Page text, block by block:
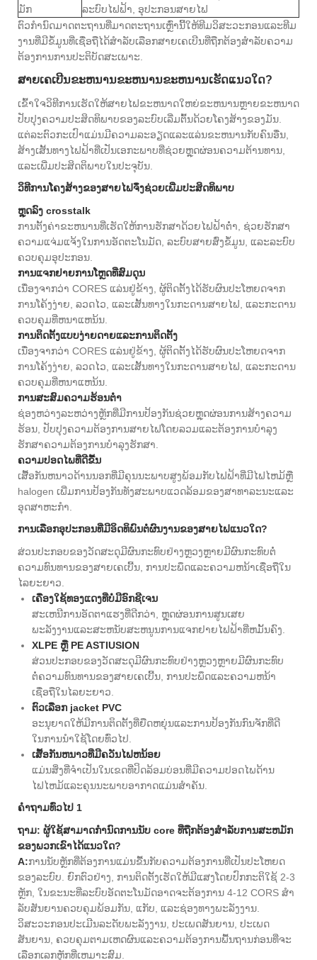
ມັກ
ລະບົບໄຟຟ້າ, ອຸປະກອນສາຍໄຟ
ຕົວກໍານົດມາດຕະຖານທີ່ມາດຕະຖານເຫຼົ່ານີ້ໃຫ້ທີມວິສະວະກອນແລະທີມ
ງານທີ່ມີຂໍ້ມູນທີ່ເຊື່ອຖືໄດ້ສໍາລັບເລືອກສາຍເຄເບີນທີ່ຖືກຕ້ອງສໍາລັບຄວາມ
ຕ້ອງການການປະຕິບັດສະເພາະ.
ສາຍເຄເບີນຂະຫນານຂະຫນານຂະຫນານເຮັດແນວໃດ?
ເຂົ້າໃຈວິທີການເຮັດໃຫ້ສາຍໄຟຂະຫນາດໃຫຍ່ຂະຫນານຫຼາຍຂະຫນາດ
ປັບປຸງຄວາມປະສິດທິພາບຂອງລະບົບເລີ່ມຕົ້ນດ້ວຍໂຄງສ້າງຂອງມັນ.
ແຕ່ລະຕົວກະເປົາແມ່ນມີຄວາມລະອຽດແລະແລ່ນຂະຫນານກັບຄົນອື່ນ,
ສ້າງເສັ້ນທາງໄຟຟ້າທີ່ເປັນເອກະພາບທີ່ຊ່ວຍຫຼຸດຜ່ອນຄວາມຕ້ານທານ,
ແລະເພີ່ມປະສິດຕິພາບໃນປະຈຸບັນ.
ວິທີການໂຄງສ້າງຂອງສາຍໄຟຈຶ່ງຊ່ວຍເພີ່ມປະສິດທິພາບ
ຫຼຸດລົງ crosstalk
ການຕັ້ງຄ່າຂະຫນານທີ່ເຮັດໃຫ້ການຮັກສາດ້ວຍໄຟຟ້າຕ່ໍາ, ຊ່ວຍຮັກສາ
ຄວາມແຈ່ມແຈ້ງໃນການອັດຕະໂນມັດ, ລະບົບສາຍສົ່ງຂໍ້ມູນ, ແລະລະບົບ
ຄວບຄຸມອຸປະກອນ.
ການແຈກຢາຍການໂຫຼດທີ່ສົມດຸນ
ເນື່ອງຈາກວ່າ CORES ແລ່ນຢູ່ຂ້າງ, ຜູ້ຕິດຕັ້ງໄດ້ຮັບຜົນປະໂຫຍດຈາກ
ການໂຄ້ງງ່າຍ, ລວດໄວ, ແລະເສັ້ນທາງໃນກະດານສາຍໄຟ, ແລະກະດານ
ຄວບຄຸມທີ່ຫນາແຫນ້ນ.
ການຕິດຕັ້ງແບບງ່າຍດາຍແລະການຕິດຕັ້ງ
ເນື່ອງຈາກວ່າ CORES ແລ່ນຢູ່ຂ້າງ, ຜູ້ຕິດຕັ້ງໄດ້ຮັບຜົນປະໂຫຍດຈາກ
ການໂຄ້ງງ່າຍ, ລວດໄວ, ແລະເສັ້ນທາງໃນກະດານສາຍໄຟ, ແລະກະດານ
ຄວບຄຸມທີ່ຫນາແຫນ້ນ.
ການສະສົມຄວາມຮ້ອນຕ່ໍາ
ຊ່ອງຫວ່າງລະຫວ່າງຫຼັກທີ່ມີການປ້ອງກັນຊ່ວຍຫຼຸດຜ່ອນການສ້າງຄວາມ
ຮ້ອນ, ປັບປຸງຄວາມຕ້ອງການສາຍໄຟໂດຍລວມແລະຕ້ອງການບໍາລຸງ
ຮັກສາຄວາມຕ້ອງການບໍາລຸງຮັກສາ.
ຄວາມປອດໄພທີ່ດີຂື້ນ
ເສື້ອກັນຫນາວດ້ານນອກທີ່ມີຄຸນນະພາບສູງພ້ອມກັບໄຟຟ້າທີ່ມີໄຟໄຫມ້ຫຼື
halogen ເພີ່ມການປ້ອງກັນທັງສະພາບແວດລ້ອມຂອງສາທາລະນະແລະ
ອຸດສາຫະກໍາ.
ການເລືອກອຸປະກອນທີ່ມີອິດທິພົນຕໍ່ຜົນງານຂອງສາຍໄຟແນວໃດ?
ສ່ວນປະກອບຂອງວັດສະດຸມີຜົນກະທົບຢ່າງຫຼວງຫຼາຍມີຜົນກະທົບຕໍ່
ຄວາມທົນທານຂອງສາຍເຄເບີ້ນ, ການປະພຶດແລະຄວາມຫນ້າເຊື່ອຖືໃນ
ໄລຍະຍາວ.
ເຄື່ອງໃຊ້ທອງແດງທີ່ບໍ່ມີອົກຊີເຈນ
ສະເຫນີການອັດຕາແຮງທີ່ດີກວ່າ, ຫຼຸດຜ່ອນການສູນເສຍ
ພະລັງງານແລະສະຫນັບສະຫນູນການແຈກຢາຍໄຟຟ້າທີ່ຫມັ້ນຄົງ.
XLPE ຫຼື PE ASTIUSION
ສ່ວນປະກອບຂອງວັດສະດຸມີຜົນກະທົບຢ່າງຫຼວງຫຼາຍມີຜົນກະທົບ
ຕໍ່ຄວາມທົນທານຂອງສາຍເຄເບີ້ນ, ການປະພຶດແລະຄວາມຫນ້າ
ເຊື່ອຖືໃນໄລຍະຍາວ.
ຕົວເລືອກ jacket PVC
ອະນຸຍາດໃຫ້ມີການຕິດຕັ້ງທີ່ຍືດຫຍຸ່ນແລະການປ້ອງກັນກົນຈັກທີ່ດີ
ໃນການນໍາໃຊ້ໂດຍທົ່ວໄປ.
ເສື້ອກັນຫນາວທີ່ມີຄວັນໄຟຫນ້ອຍ
ແມ່ນສິ່ງທີ່ຈໍາເປັນໃນເຂດທີ່ປິດລ້ອມບ່ອນທີ່ມີຄວາມປອດໄພດ້ານ
ໄຟໄຫມ້ແລະຄຸນນະພາບອາກາດແມ່ນສໍາຄັນ.
ຄໍາຖາມທົ່ວໄປ 1
ຖາມ: ຜູ້ໃຊ້ສາມາດກໍານົດການນັບ core ທີ່ຖືກຕ້ອງສໍາລັບການສະຫມັກ
ຂອງພວກເຂົາໄດ້ແນວໃດ?
A:ການນັບຫຼັກທີ່ຕ້ອງການແມ່ນຂື້ນກັບຄວາມຕ້ອງການທີ່ເປັນປະໂຫຍດ
ຂອງລະບົບ. ຍົກຕົວຢ່າງ, ການຕິດຕັ້ງເຮັດໃຫ້ມີແສງໂດຍປົກກະຕິໃຊ້ 2-3
ຫຼັກ, ໃນຂະນະທີ່ລະບົບອັດຕະໂນມັດອາດຈະຕ້ອງການ 4-12 CORS ສໍາ
ລັບສັນຍານຄວບຄຸມພ້ອມກັນ, ແກັບ, ແລະຊ່ອງທາງພະລັງງານ.
ວິສະວະກອນປະເມີນລະດັບພະລັງງານ, ປະເພດສັນຍານ, ປະເພດ
ສັນຍານ, ຄວບຄຸມຕາມເຫດຜົນແລະຄວາມຕ້ອງການພື້ນຖານກ່ອນທີ່ຈະ
ເລືອກເລກຫຼັກທີ່ເຫມາະສົມ.